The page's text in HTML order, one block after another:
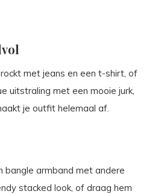
met jeans en een t-shirt, of
uitstraling met een mooie jurk,
je outfit helemaal af.
bangle armband met andere
stacked look, of draag hem